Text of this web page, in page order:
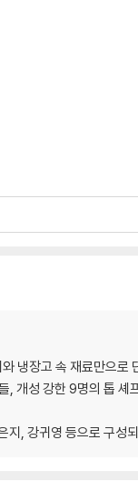
냉장고 속 재료만으로
, 개성 강한 9명의 톱 셰
, 강귀영 등으로 구성